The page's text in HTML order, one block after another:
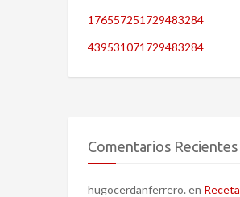
176557251729483284
439531071729483284
Comentarios Recientes
hugocerdanferrero. en Receta